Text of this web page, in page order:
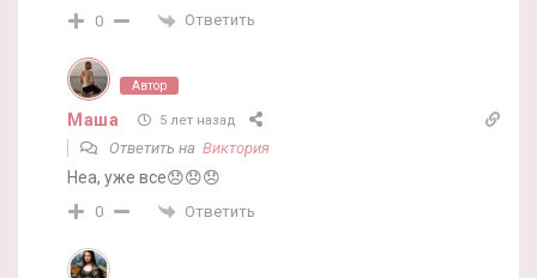
0 Ответить
Автор
Маша 5 лет назад
Ответить на Виктория
Неа, уже все😞😞😞
0 Ответить